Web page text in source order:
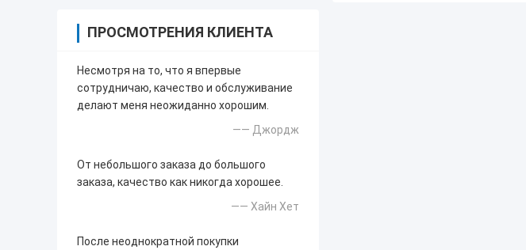
ПРОСМОТРЕНИЯ КЛИЕНТА
Несмотря на то, что я впервые
сотрудничаю, качество и обслуживание
делают меня неожиданно хорошим.
—— Джордж
От небольшого заказа до большого
заказа, качество как никогда хорошее.
—— Хайн Хет
После неоднократной покупки